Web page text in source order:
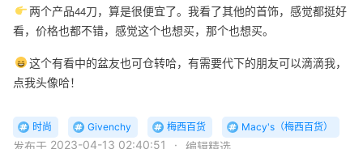
两个产品44刀，算是很便宜了。我看了其他的首饰，感觉都挺好
看，价格也都不错，感觉这个也想买，那个也想买。
这个有看中的盆友也可仓转哈，有需要代下的朋友可以滴滴我，
点我头像哈！
时尚 Givenchy 梅西百货 Macy's（梅西百货）
发布于 2023-04-13 02:40:51 · 编辑精选